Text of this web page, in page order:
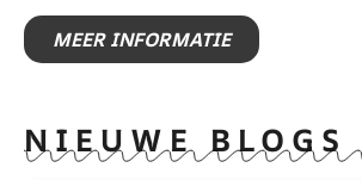
MEER INFORMATIE
NIEUWE BLOGS